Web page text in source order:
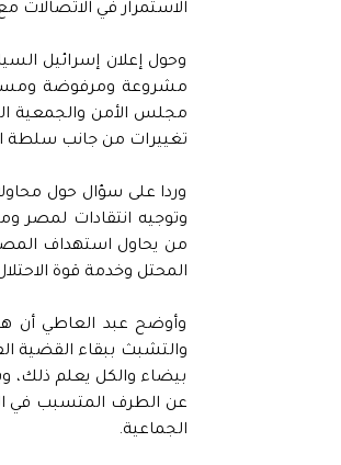
الاستمرار في الاتصالات
وحول إعلان إسرائيل
مشروعة ومرفوضة
مجلس الأمن والجمعية
تغييرات من جانب سلطة
وردا على سؤال حول
وتوجيه انتقادات لمصر
من يحاول استهداف
المحتل وخدمة قوة
وأوضح عبد العاطي أن
والتشبث ببقاء القضية
بيضاء والكل يعلم ذلك،
عن الطرف المتسبب في
الجماعية.